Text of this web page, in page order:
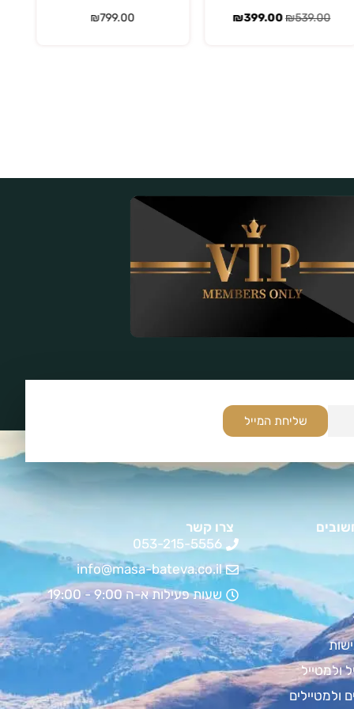
₪799.00
₪389.00
שליחת המייל
ולמטייל
ולמטיילים
צרו קשר
053-215-5556
info@masa-bateva.co.il
שעות פעילות א-ה 9:00 - 19:00